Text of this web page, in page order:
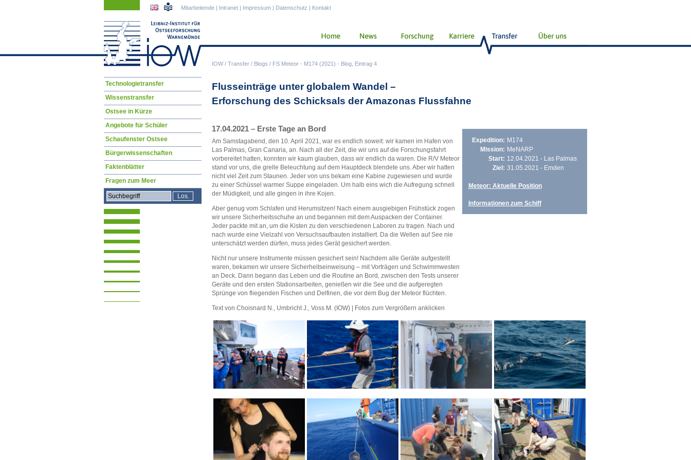
IOW/ Transfer / Blogs / FS Meteor - M174 (2021) - Blog, Eintrag 4
Mitarbeitende | Intranet | Impressum | Datenschutz | Kontakt
Flusseinträge unter globalem Wandel –
Erforschung des Schicksals der Amazonas Flussfahne
17.04.2021 – Erste Tage an Bord
Am Samstagabend, den 10. April 2021, war es endlich soweit: wir kamen im Hafen von
Las Palmas, Gran Canaria, an. Nach all der Zeit, die wir uns auf die Forschungsfahrt
vorbereitet hatten, konnten wir kaum glauben, dass wir endlich da waren. Die R/V Meteor
stand vor uns, die grelle Beleuchtung auf dem Hauptdeck blendete uns. Aber wir hatten
nicht viel Zeit zum Staunen. Jeder von uns bekam eine Kabine zugewiesen und wurde
zu einer Schüssel warmer Suppe eingeladen. Um halb eins wich die Aufregung schnell
der Müdigkeit, und alle gingen in ihre Kojen.
Aber genug vom Schlafen und Herumsitzen! Nach einem ausgiebigen Frühstück zogen
wir unsere Sicherheitsschuhe an und begannen mit dem Auspacken der Container.
Jeder packte mit an, um die Kisten zu den verschiedenen Laboren zu tragen. Nach und
nach wurde eine Vielzahl von Versuchsaufbauten installiert. Da die Wellen auf See nie
unterschätzt werden dürfen, muss jedes Gerät gesichert werden.
Nicht nur unsere Instrumente müssen gesichert sein! Nachdem alle Geräte aufgestellt
waren, bekamen wir unsere Sicherheitseinweisung – mit Vorträgen und Schwimmwesten
an Deck. Dann begann das Leben und die Routine an Bord, zwischen den Tests unserer
Geräte und den ersten Stationsarbeiten, genießen wir die See und die aufgeregten
Sprünge von fliegenden Fischen und Delfinen, die vor dem Bug der Meteor flüchten.
Text von Choisnard N., Umbricht J., Voss M. (IOW) | Fotos zum Vergrößern anklicken
Expedition: M174
Mission: MeNARP
Start: 12.04.2021 - Las Palmas
Ziel: 31.05.2021 - Emden
Meteor: Aktuelle Position
Informationen zum Schiff
Navigation
überspringen
Technologietransfer
Wissenstransfer
Ostsee in Kürze
Angebote für Schüler
Schaufenster Ostsee
Bürgerwissenschaften
Faktenblätter
Fragen zum Meer